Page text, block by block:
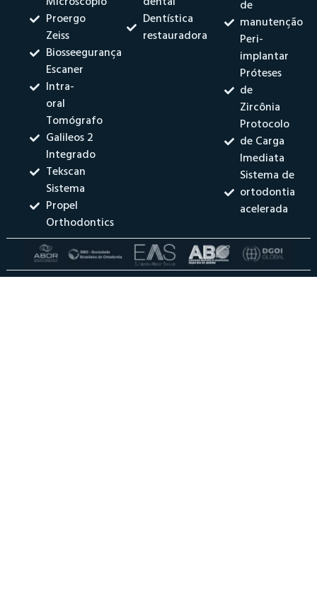
Proergo
Zeiss
Biosseegurança
Escaner
Intra-
oral
Tomógrafo
Galileos 2
Integrado
Tekscan
Sistema
Propel
Orthodontics
Dentística
restauradora
de
manutenção
Peri-
implantar
Próteses
de
Zircônia
Protocolo
de Carga
Imediata
Sistema de
ortodontia
acelerada